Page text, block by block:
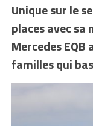
Unique sur le
places avec
Mercedes
familles qui